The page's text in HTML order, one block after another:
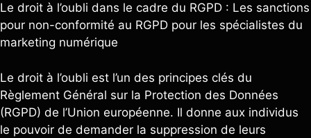
Le droit à l’oubli dans le cadre du RGPD : Les sanctions
pour non-conformité au RGPD pour les spécialistes du
marketing numérique
Le droit à l’oubli est l’un des principes clés du
Règlement Général sur la Protection des Données
(RGPD) de l’Union européenne. Il donne aux individus
le pouvoir de demander la suppression de leurs